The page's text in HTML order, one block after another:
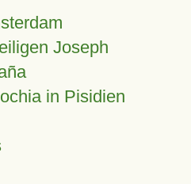
Joseph
in Pisidien